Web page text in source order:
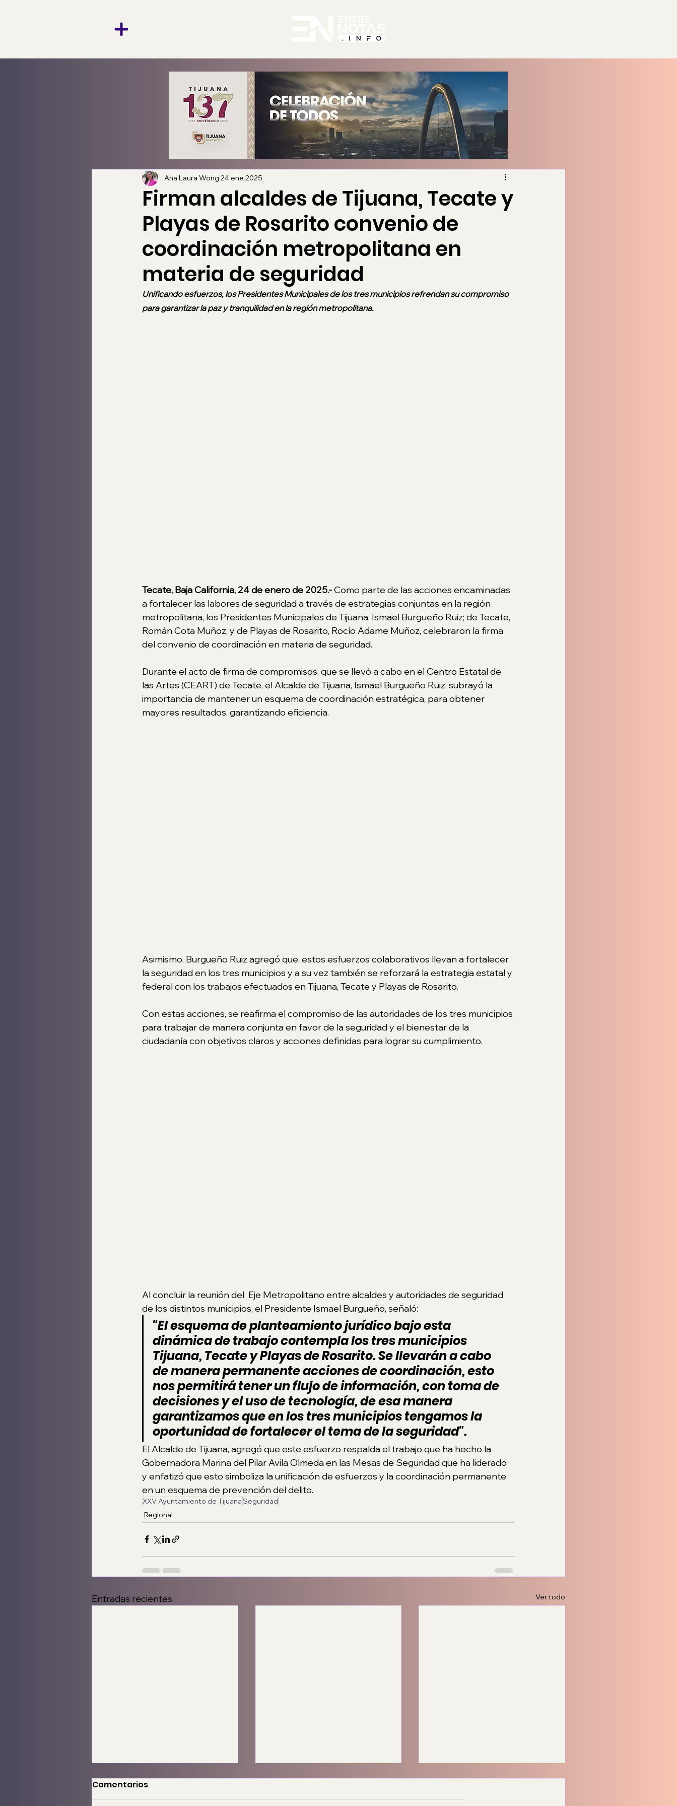
Firman alcaldes de Tijuana, Tecate y
Playas de Rosarito convenio de
coordinación metropolitana en
materia de seguridad
Ana Laura Wong 24 ene 2025
Unificando esfuerzos, los Presidentes Municipales de los tres municipios refrendan su compromiso
para garantizar la paz y tranquilidad en la región metropolitana.
Tecate, Baja California, 24 de enero de 2025.- Como parte de las acciones encaminadas
a fortalecer las labores de seguridad a través de estrategias conjuntas en la región
metropolitana, los Presidentes Municipales de Tijuana, Ismael Burgueño Ruiz; de Tecate,
Román Cota Muñoz, y de Playas de Rosarito, Rocío Adame Muñoz, celebraron la firma
del convenio de coordinación en materia de seguridad.
Durante el acto de firma de compromisos, que se llevó a cabo en el Centro Estatal de
las Artes (CEART) de Tecate, el Alcalde de Tijuana, Ismael Burgueño Ruiz, subrayó la
importancia de mantener un esquema de coordinación estratégica, para obtener
mayores resultados, garantizando eficiencia.
Asimismo, Burgueño Ruiz agregó que, estos esfuerzos colaborativos llevan a fortalecer
la seguridad en los tres municipios y a su vez también se reforzará la estrategia estatal y
federal con los trabajos efectuados en Tijuana, Tecate y Playas de Rosarito.
Con estas acciones, se reafirma el compromiso de las autoridades de los tres municipios
para trabajar de manera conjunta en favor de la seguridad y el bienestar de la
ciudadanía con objetivos claros y acciones definidas para lograr su cumplimiento.
Al concluir la reunión del  Eje Metropolitano entre alcaldes y autoridades de seguridad
de los distintos municipios, el Presidente Ismael Burgueño, señaló:
"El esquema de planteamiento jurídico bajo esta
dinámica de trabajo contempla los tres municipios
Tijuana, Tecate y Playas de Rosarito. Se llevarán a cabo
de manera permanente acciones de coordinación, esto
nos permitirá tener un flujo de información, con toma de
decisiones y el uso de tecnología, de esa manera
garantizamos que en los tres municipios tengamos la
oportunidad de fortalecer el tema de la seguridad".
El Alcalde de Tijuana, agregó que este esfuerzo respalda el trabajo que ha hecho la
Gobernadora Marina del Pilar Avila Olmeda en las Mesas de Seguridad que ha liderado
y enfatizó que esto simboliza la unificación de esfuerzos y la coordinación permanente
en un esquema de prevención del delito.
XXV Ayuntamiento de TijuanaSeguridad
Regional
Entradas recientes Ver todo
Comentarios